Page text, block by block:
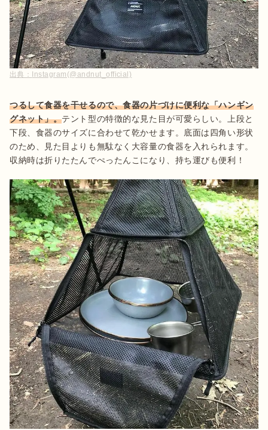
出典： Instagram(@andnut_official)
つるして食器を干せるので、食器の片づけに便利な「ハンギン
グネット」。テント型の特徴的な見た目が可愛らしい。上段と
下段、食器のサイズに合わせて乾かせます。底面は四角い形状
のため、見た目よりも無駄なく大容量の食器を入れられます。
収納時は折りたたんでぺったんこになり、持ち運びも便利！